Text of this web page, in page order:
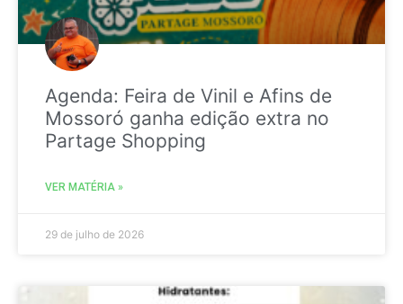
Agenda: Feira de Vinil e Afins de
Mossoró ganha edição extra no
Partage Shopping
VER MATÉRIA »
29 de julho de 2026